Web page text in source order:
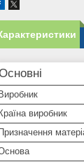
Виробник
Країна виробник
Призначення